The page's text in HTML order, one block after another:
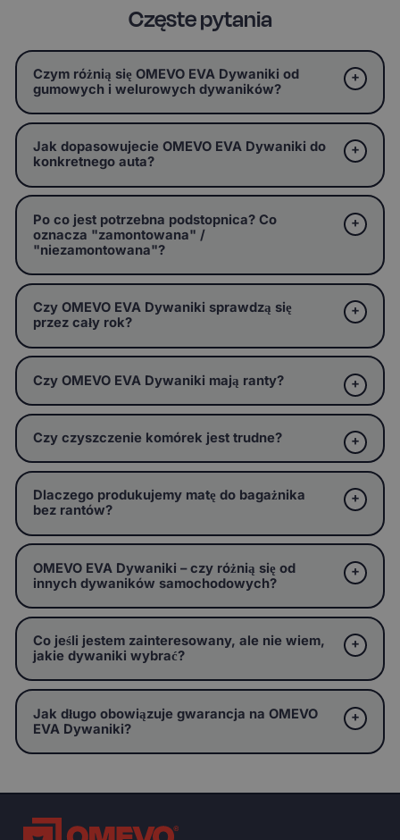
Częste pytania
Czym różnią się OMEVO EVA Dywaniki od
gumowych i welurowych dywaników?
Jak dopasowujecie OMEVO EVA Dywaniki do
konkretnego auta?
Po co jest potrzebna podstopnica? Co
oznacza "zamontowana" /
"niezamontowana"?
Czy OMEVO EVA Dywaniki sprawdzą się
przez cały rok?
Czy OMEVO EVA Dywaniki mają ranty?
Czy czyszczenie komórek jest trudne?
Dlaczego produkujemy matę do bagażnika
bez rantów?
OMEVO EVA Dywaniki – czy różnią się od
innych dywaników samochodowych?
Co jeśli jestem zainteresowany, ale nie wiem,
jakie dywaniki wybrać?
Jak długo obowiązuje gwarancja na OMEVO
EVA Dywaniki?